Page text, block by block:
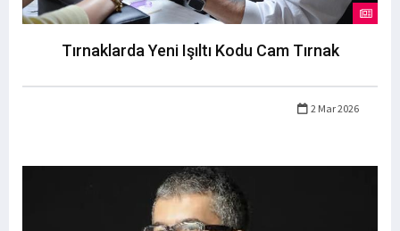
Tırnaklarda Yeni Işıltı Kodu Cam Tırnak
2 Mar 2026